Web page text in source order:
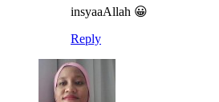
insyaaAllah 😀
Reply